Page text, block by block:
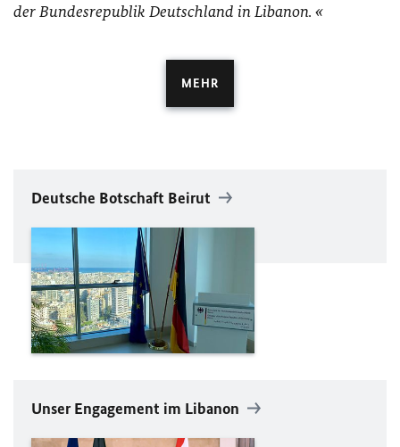
der Bundesrepublik Deutschland in Libanon.
MEHR
Deutsche Botschaft Beirut
Unser Engagement im Libanon